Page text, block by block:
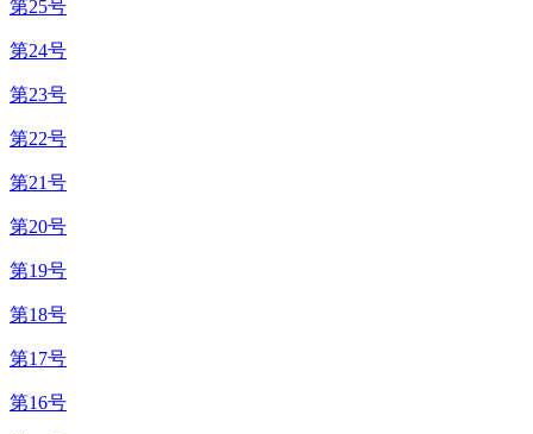
第25号
第24号
第23号
第22号
第21号
第20号
第19号
第18号
第17号
第16号